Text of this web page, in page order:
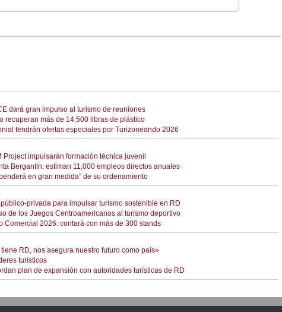
dará gran impulso al turismo de reuniones
recuperan más de 14,500 libras de plástico
tendrán ofertas especiales por Turizoneando 2026
Project impulsarán formación técnica juvenil
Bergantín: estiman 11,000 empleos directos anuales
en gran medida” de su ordenamiento
privada para impulsar turismo sostenible en RD
de los Juegos Centroamericanos al turismo deportivo
Comercial 2026: contará con más de 300 stands
RD, nos asegura nuestro futuro como país»
turísticos
plan de expansión con autoridades turísticas de RD